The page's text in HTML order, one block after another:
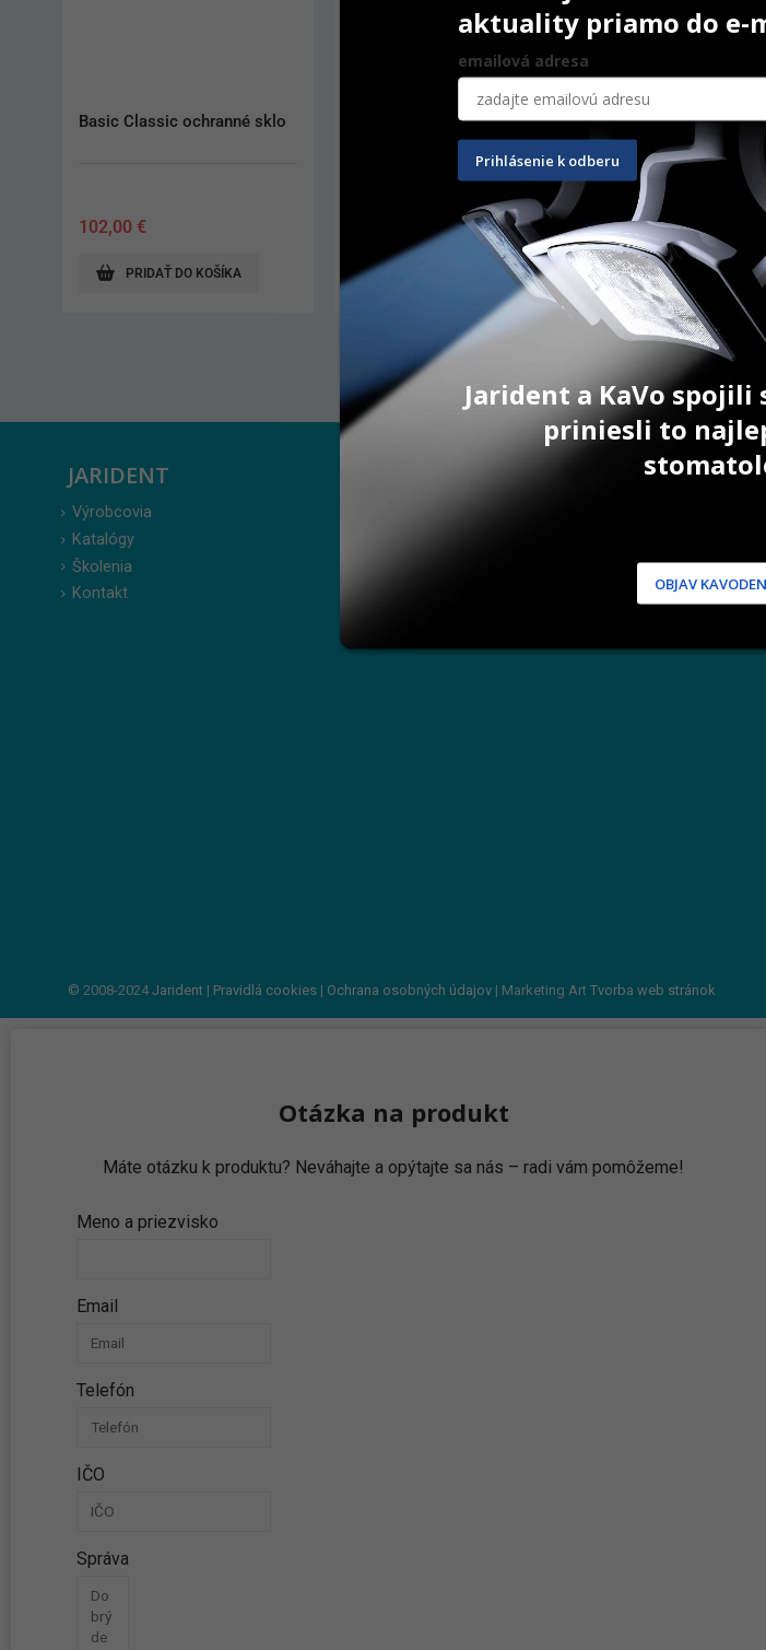
Basic Classic ochranné sklo
102,00 €
PRIDAŤ DO KOŠÍKA
Twist nádobka
PRIDAŤ DO KOŠÍKA
Perfecta 900 –
ovládanie LA-923TT
3 038,00€
PRIDAŤ DO
JARIDENT
Výrobcovia
Katalógy
Školenia
Kontakt
ZÁKAZNÍCKA ZÓNA
© 2008-2024Jarident | Pravidlá cookies | Ochrana osobných údajov | Marketing Art Tvorba web stránok
Otázka na produkt
Máte otázku k produktu? Neváhajte a opýtajte sa nás – radi vám pomôžeme!
Meno a priezvisko
Email
Telefón
IČO
Správa
aktuality priamo do e-
emailová adresa
Prihlásenie k odberu
Jarident a KaVo spojili
priniesli to
OBJAV